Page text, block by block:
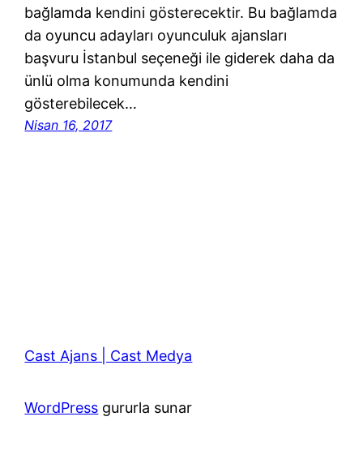
bağlamda kendini gösterecektir. Bu bağlamda
da oyuncu adayları oyunculuk ajansları
başvuru İstanbul seçeneği ile giderek daha da
ünlü olma konumunda kendini
gösterebilecek…
Nisan 16, 2017
Cast Ajans | Cast Medya
WordPress gururla sunar